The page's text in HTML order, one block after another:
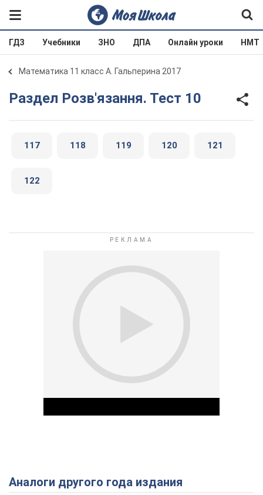
ГДЗ Учебники ЗНО ДПА Онлайн уроки НМТ
Математика 11 класс А. Гальперина 2017
Раздел Розв'язання. Тест 10
117 118 119 120 121
122
Play Video
Аналоги другого года издания